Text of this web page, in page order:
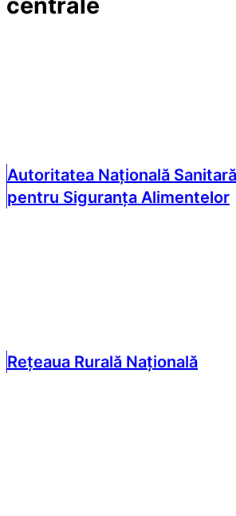
Autoritatea Națională
pentru Siguranța Alimentelor
Rețeaua Rurală Națională